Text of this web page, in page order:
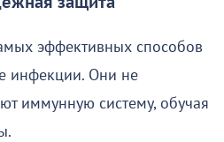
эффективных способов
инфекции. Они не
иммунную систему, обучая